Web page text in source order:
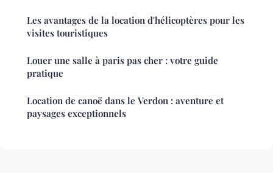
Les avantages de la location d'hélicoptères pour les
visites touristiques
Louer une salle à paris pas cher : votre guide
pratique
Location de canoë dans le Verdon : aventure et
paysages exceptionnels